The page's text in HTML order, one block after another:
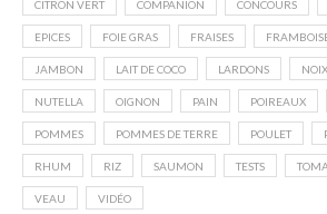
CITRON VERT COMPANION CONCOURS
EPICES FOIE GRAS FRAISES
JAMBON LAIT DE COCO LARDONS
NUTELLA OIGNON PAIN POIREAUX
POMMES POMMES DE TERRE POULET
RHUM RIZ SAUMON TESTS
VEAU VIDÉO